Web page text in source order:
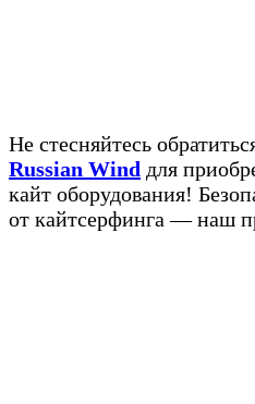
Не стесняйтесь
Russian Wind для
кайт оборудования!
от кайтсерфинга — наш